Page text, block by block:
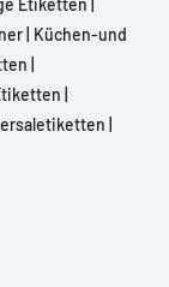
Etiketten
Küchen-und